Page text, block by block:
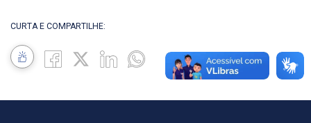
CURTA E COMPARTILHE: